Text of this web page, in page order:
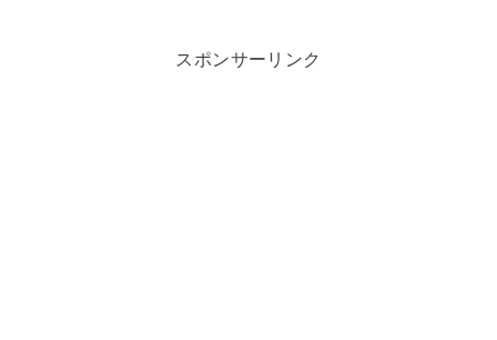
スポンサーリンク